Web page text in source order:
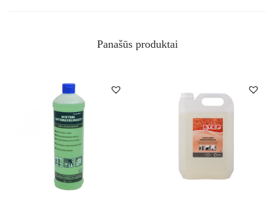
Panašūs produktai